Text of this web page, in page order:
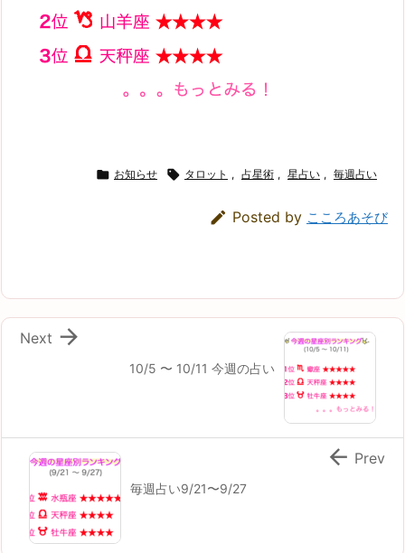
 お知らせ  タロット , 占星術 , 星占い , 毎週占い
 Posted by こころあそび
10/5 〜 10/11 今週の占い

Next
毎週占い9/21〜9/27
 Prev